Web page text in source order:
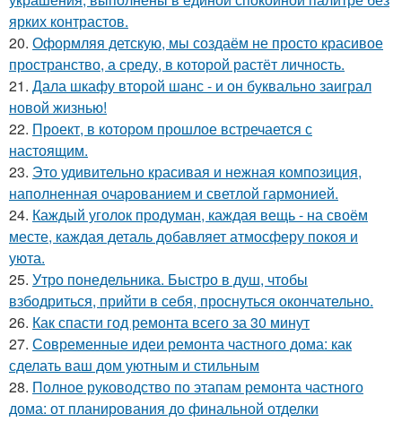
ярких контрастов.
20. Оформляя детскую, мы создаём не просто красивое
пространство, а среду, в которой растёт личность.
21. Дала шкафу второй шанс - и он буквально заиграл
новой жизнью!
22. Проект, в котором прошлое встречается с
настоящим.
23. Это удивительно красивая и нежная композиция,
наполненная очарованием и светлой гармонией.
24. Каждый уголок продуман, каждая вещь - на своём
месте, каждая деталь добавляет атмосферу покоя и
уюта.
25. Утро понедельника. Быстро в душ, чтобы
взбодриться, прийти в себя, проснуться окончательно.
26. Как спасти год ремонта всего за 30 минут
27. Современные идеи ремонта частного дома: как
сделать ваш дом уютным и стильным
28. Полное руководство по этапам ремонта частного
дома: от планирования до финальной отделки